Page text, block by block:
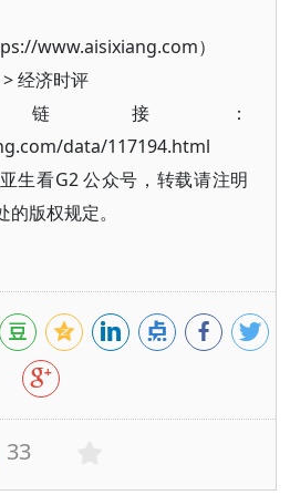
www.aisixiang.com）
>经济时评
接：
data/117194.html
生看G2 公众号，转载请注明
版权规定。
33